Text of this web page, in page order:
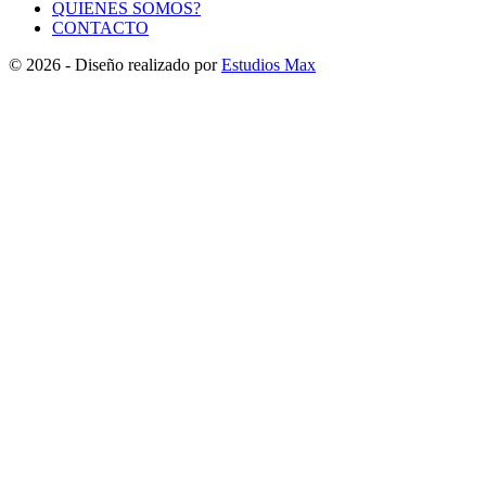
QUIENES SOMOS?
CONTACTO
© 2026 - Diseño realizado porEstudios Max